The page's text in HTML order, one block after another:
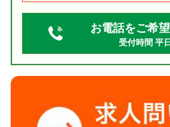
お電話をご希
受付時間 平